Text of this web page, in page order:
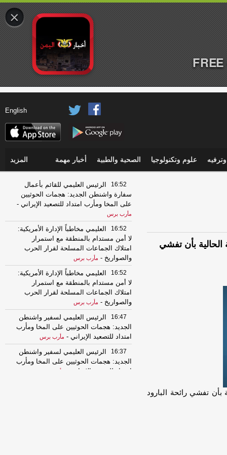
English
علوم وتكنولوجيا الصحية والطبية أخبار مهمة المزيد
بأن تفشي
بأن تفشي رائحة البارود
16:52
الرئيس العليمي للقائم بأعمال
سفارة واشنطن الجديد: هجمات الحوثيين
على المخا ومأرب امتداد للتصعيد الإيراني -
مأرب برس
16:52
العليمي مخاطباً الإدارة الأمريكية:
لا أمن مستدام بالمنطقة مع استمرار
امتلاك الجماعات المسلحة لقرار الحرب
والصواريخ - مأرب برس
16:52
العليمي مخاطباً الإدارة الأمريكية:
لا أمن مستدام بالمنطقة مع استمرار
امتلاك الجماعات المسلحة لقرار الحرب
والصواريخ - مأرب برس
16:47
الرئيس العليمي لسفير واشنطن
الجديد: هجمات الحوثيين على المخا ومأرب
امتداد للتصعيد الإيراني - مأرب برس
16:37
الرئيس العليمي لسفير واشنطن
الجديد: هجمات الحوثيين على المخا ومأرب
امتداد للتصعيد الإيراني
×